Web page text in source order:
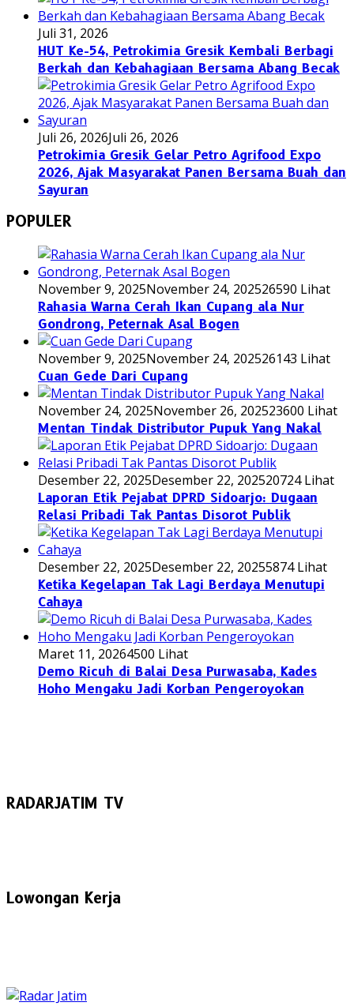
Juli 31, 2026
HUT Ke-54, Petrokimia Gresik Kembali Berbagi
Berkah dan Kebahagiaan Bersama Abang Becak
Juli 26, 2026Juli 26, 2026
Petrokimia Gresik Gelar Petro Agrifood Expo
2026, Ajak Masyarakat Panen Bersama Buah dan
Sayuran
POPULER
November 9, 2025November 24, 202526590 Lihat
Rahasia Warna Cerah Ikan Cupang ala Nur
Gondrong, Peternak Asal Bogen
November 9, 2025November 24, 202526143 Lihat
Cuan Gede Dari Cupang
November 24, 2025November 26, 202523600 Lihat
Mentan Tindak Distributor Pupuk Yang Nakal
Desember 22, 2025Desember 22, 202520724 Lihat
Laporan Etik Pejabat DPRD Sidoarjo: Dugaan
Relasi Pribadi Tak Pantas Disorot Publik
Desember 22, 2025Desember 22, 20255874 Lihat
Ketika Kegelapan Tak Lagi Berdaya Menutupi
Cahaya
Maret 11, 20264500 Lihat
Demo Ricuh di Balai Desa Purwasaba, Kades
Hoho Mengaku Jadi Korban Pengeroyokan
RADARJATIM TV
Lowongan Kerja